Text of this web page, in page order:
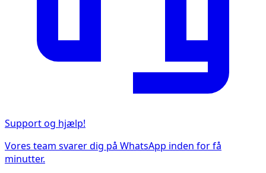
Support og hjælp!
Vores team svarer dig på WhatsApp inden for få
minutter.